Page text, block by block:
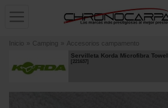
Inicio » Camping » Accesorios campamento
Servilleta Korda Microfibra Towel
[221637]